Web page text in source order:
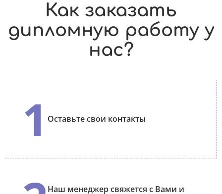
Как заказать
дипломную работу у
нас?
1 Оставьте свои контакты
Наш менеджер свяжется с Вами и